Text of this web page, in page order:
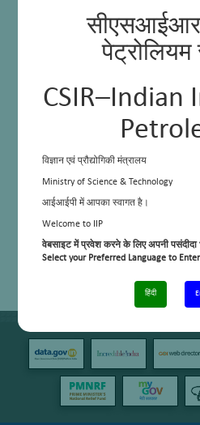
विज्ञान एवं प्रौद्योगिकी मंत्रालय
Ministry of Science & Technology
आईआईपी में आपका स्वागत है।
Welcome to IIP
वेबसाइट में प्रवेश करने के लिए अपनी पसंदीदा
Select your Preferred Language to
हिंदी